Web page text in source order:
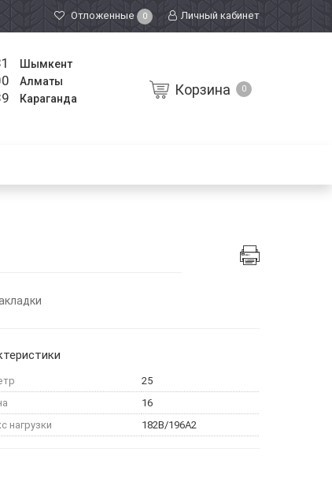
Отложенные 0 Личный кабинет
Шымкент
Алматы
Караганда
Корзина 0
25
16
нагрузки
182B/196A2